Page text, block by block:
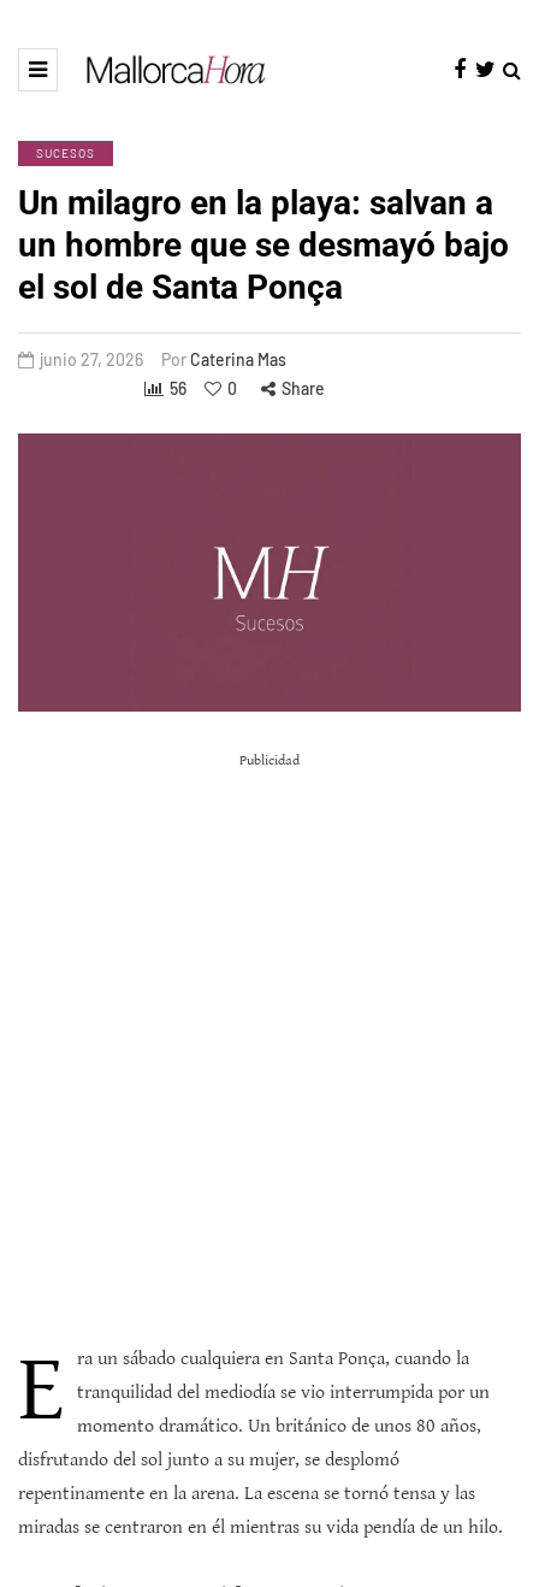
SUCESOS
Un milagro en la playa: salvan a
un hombre que se desmayó bajo
el sol de Santa Ponça
junio 27, 2026 PorCaterina Mas
56
0 Share
Publicidad
E
ra un sábado cualquiera en Santa Ponça, cuando la
tranquilidad del mediodía se vio interrumpida por un
momento dramático. Un británico de unos 80 años,
disfrutando del sol junto a su mujer, se desplomó
repentinamente en la arena. La escena se tornó tensa y las
miradas se centraron en él mientras su vida pendía de un hilo.